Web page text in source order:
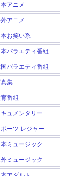
本アニメ
アニメ
本お笑い系
本バラエティ番組
バラエティ番組
集
番組
キュメンタリー
ポーツ レジャー
本ミュージック
ミュージック